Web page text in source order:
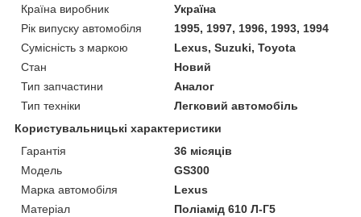
Країна виробник
Україна
Рік випуску автомобіля
1995, 1997, 1996, 1993, 1994
Сумісність з маркою
Lexus, Suzuki, Toyota
Стан
Новий
Тип запчастини
Аналог
Тип техніки
Легковий автомобіль
Користувальницькі характеристики
Гарантія
36 місяців
Мoдель
GS300
Марка автомобіля
Lexus
Матеріал
Поліамід 610 Л-Г5